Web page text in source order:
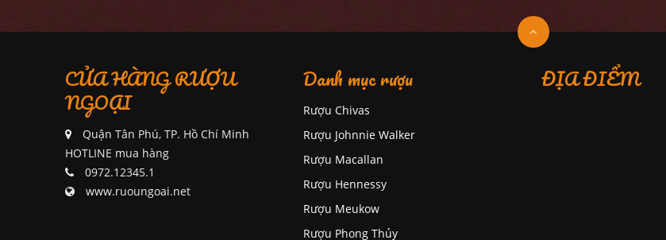
CỬA HÀNG RƯỢU
NGOẠI
Quận Tân Phú, TP. Hồ Chí Minh
HOTLINE mua hàng
0972.12345.1
www.ruoungoai.net
Danh mục rượu
Rượu Chivas
Rượu Johnnie Walker
Rượu Macallan
Rượu Hennessy
Rượu Meukow
Rượu Phong Thủy
ĐỊA ĐIỂM